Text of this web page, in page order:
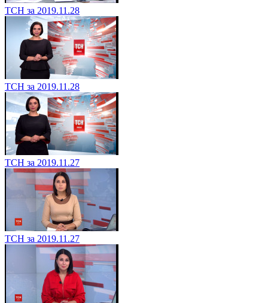
ТСН за 2019.11.28
ТСН за 2019.11.28
ТСН за 2019.11.27
ТСН за 2019.11.27